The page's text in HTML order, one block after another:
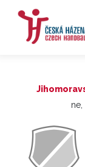
ne,